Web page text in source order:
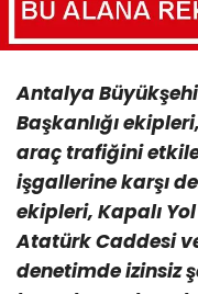
Antalya
Başkanlığı
araç trafiğini
işgallerine karşı
ekipleri, Kapalı
Atatürk Caddesi
denetimde izinsiz